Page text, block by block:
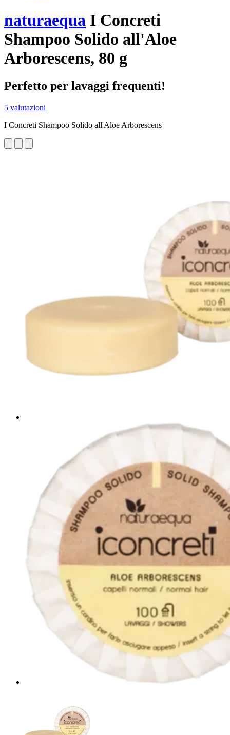
naturaequa I Concreti
Shampoo Solido all'Aloe
Arborescens, 80 g
Perfetto per lavaggi frequenti!
5 valutazioni
I Concreti Shampoo Solido all'Aloe Arborescens